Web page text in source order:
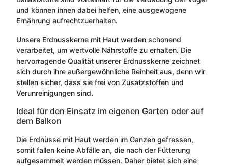
und können ihnen dabei helfen, eine ausgewogene
Ernährung aufrechtzuerhalten.
Unsere Erdnusskerne mit Haut werden schonend
verarbeitet, um wertvolle Nährstoffe zu erhalten. Die
hervorragende Qualität unserer Erdnusskerne zeichnet
sich durch ihre außergewöhnliche Reinheit aus, denn wir
stellen sicher, dass sie frei von Zusatzstoffen und
Verunreinigungen sind.
Ideal für den Einsatz im eigenen Garten oder auf
dem Balkon
Die Erdnüsse mit Haut werden im Ganzen gefressen,
somit fallen keine Abfälle an, die nach der Fütterung
aufgesammelt werden müssen. Daher bietet sich eine